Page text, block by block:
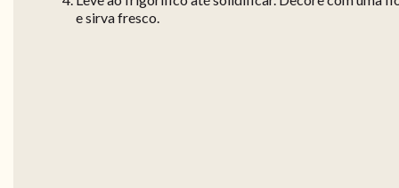
e sirva fresco.